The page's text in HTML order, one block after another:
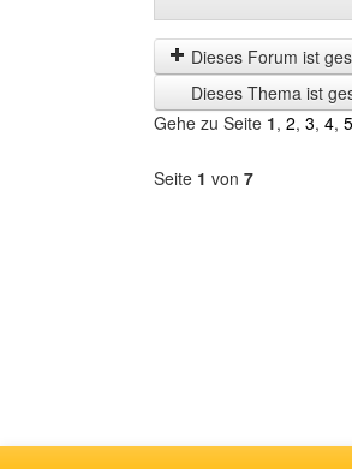
der
letzten
Zeit
anzeigen
by
Dieses Forum ist
Dieses Thema ist
Gehe zu Seite 1, 2, 3, 4, 5
Seite 1 von 7